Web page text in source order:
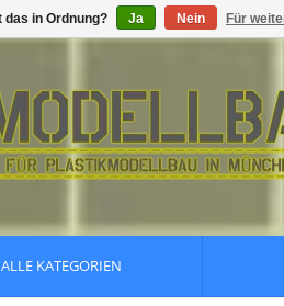
ALLE KATEGORIEN
das in Ordnung? Ja Nein Für